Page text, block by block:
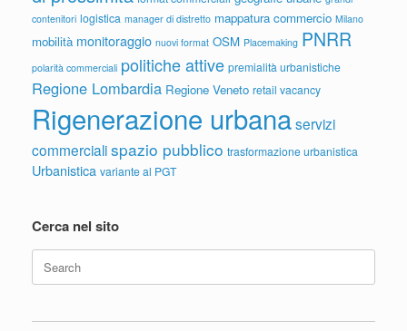
contenitori logistica manager di distretto mappatura commercio Milano
mobilità monitoraggio nuovi format OSM Placemaking PNRR
polarità commerciali politiche attive premialità urbanistiche
Regione Lombardia Regione Veneto retail vacancy
Rigenerazione urbanaservizi
commercialispazio pubblico trasformazione urbanistica
Urbanistica variante al PGT
Cerca nel sito
Search
for: